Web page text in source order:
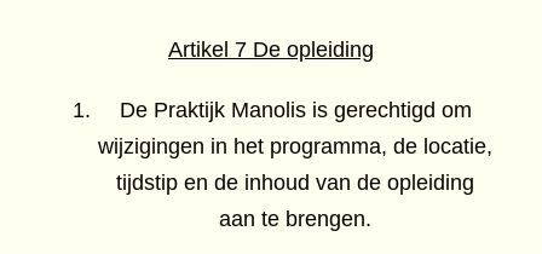
Artikel 7 De opleiding
De Praktijk Manolis is gerechtigd om
wijzigingen in het programma, de locatie,
tijdstip en de inhoud van de opleiding
aan te brengen.